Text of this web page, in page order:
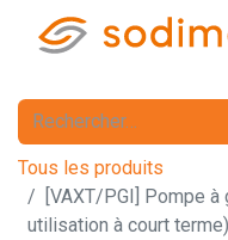
Tous les produits
[VAXT/PGI] Pompe
utilisation à court